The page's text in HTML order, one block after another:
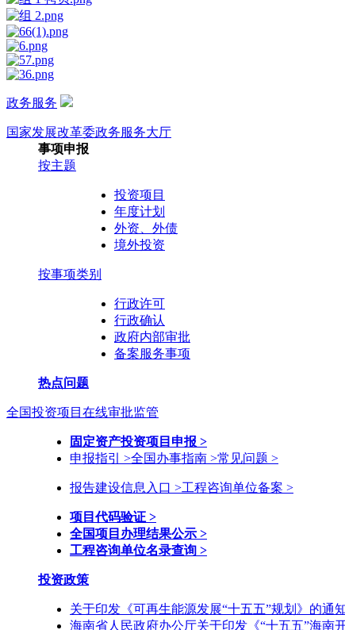
政务服务
国家发展改革委政务服务大厅
事项申报
按主题
投资项目
年度计划
外资、外债
境外投资
按事项类别
行政许可
行政确认
政府内部审批
备案服务事项
热点问题
全国投资项目在线审批监管
固定资产投资项目申报 >
申报指引 >全国办事指南 >常见问题 >
报告建设信息入口 >工程咨询单位备案 >
项目代码验证 >
全国项目办理结果公示 >
工程咨询单位名录查询 >
投资政策
关于印发《可再生能源发展“十五五”规划》的通
海南省人民政府办公厅关于印发《“十五五”海南